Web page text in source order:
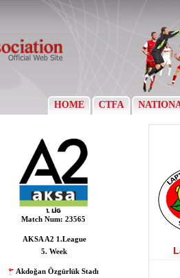
HOME CTFA
Match Num: 23565
AKSA A2 1.League
5. Week
Akdoğan Özgürlük Stadı